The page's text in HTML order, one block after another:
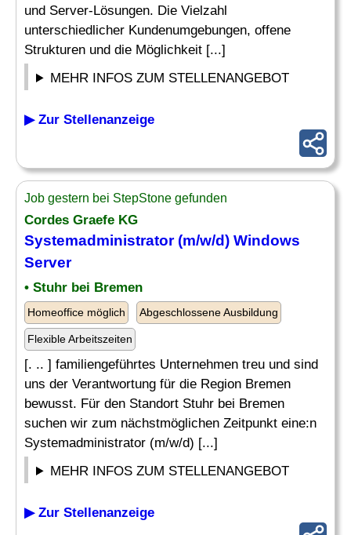
und Server-Lösungen. Die Vielzahl
unterschiedlicher Kundenumgebungen, offene
Strukturen und die Möglichkeit [...]
MEHR INFOS ZUM STELLENANGEBOT
▶ Zur Stellenanzeige
Job gestern bei StepStone gefunden
Cordes Graefe KG
Systemadministrator (m/w/d) Windows
Server
• Stuhr bei Bremen
Homeoffice möglich Abgeschlossene Ausbildung
Flexible Arbeitszeiten
[. .. ] familiengeführtes Unternehmen treu und sind
uns der Verantwortung für die Region Bremen
bewusst. Für den Standort Stuhr bei Bremen
suchen wir zum nächstmöglichen Zeitpunkt eine:n
Systemadministrator (m/w/d) [...]
MEHR INFOS ZUM STELLENANGEBOT
▶ Zur Stellenanzeige